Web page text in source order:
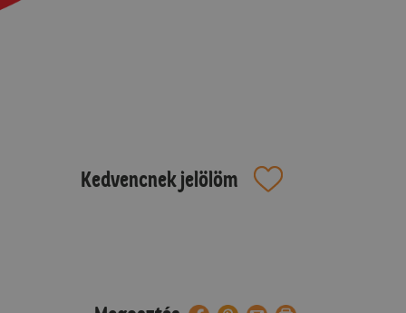
Kedvencnek jelölöm